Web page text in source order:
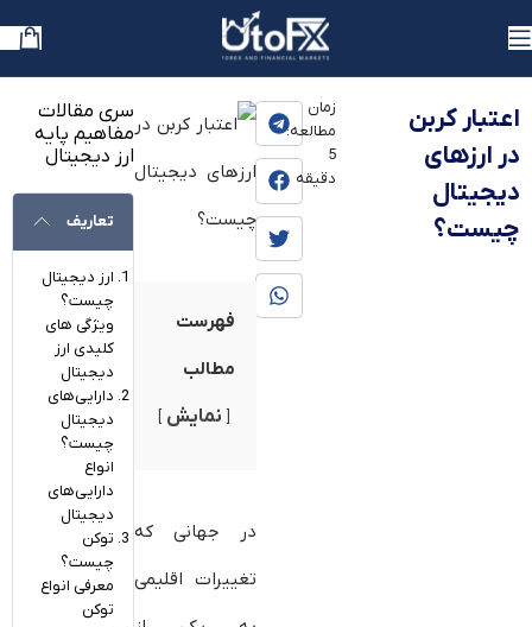
یوتوفارکس
اعتبار کربن
در ارزهای
دیجیتال
چیست؟
زمان
مطالعه:
5
دقیقه
فهرست
مطالب
نمایش
در جهانی که
تغییرات اقلیمی
سری مقالات
مفاهیم پایه
ارز دیجیتال
تعاریف
ارز دیجیتال
چیست؟
ویژگی های
کلیدی ارز
دیجیتال
دارایی‌های
دیجیتال
چیست؟
انواع
دارایی‌های
دیجیتال
توکن
چیست؟
معرفی انواع
توکن